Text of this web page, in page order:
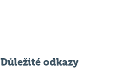
Důležité odkazy